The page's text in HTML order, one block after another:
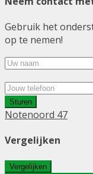
Gebruik het
op te nemen!
Sturen
Notenoord 47
Vergelijken
Vergelijken